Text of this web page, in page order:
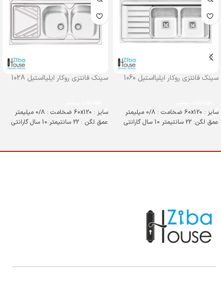
سینک فانتزی روکار ایلیااستیل 1060
سایز : 60x120 ضخامت : 0/8 میلیمتر
عمق لگن: 22 سانتیمتر 10 سال گارانتی
سینک فانتزی روکار ایلیااستیل 1028
سایز : 60x120 ضخامت : 0/8 میلیمتر
عمق لگن : 22 سانتیمتر 10 سال گارانتی